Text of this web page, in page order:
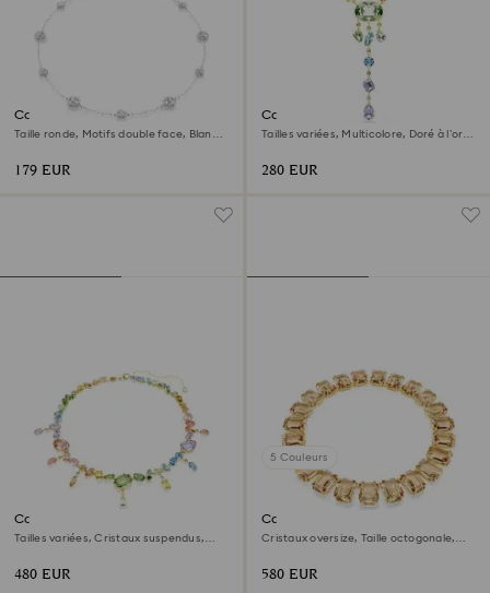
Collier Una Angelic
Taille ronde, Motifs double face, Blanc,
179 EUR
Collier en Y Gema
Tailles variées, Multicolore, Doré à l’or
280 EUR
Collier Gema
Tailles variées, Cristaux suspendus,
480 EUR
5 Couleurs
Collier Millenia
Cristaux oversize, Taille octogonale,
580 EUR